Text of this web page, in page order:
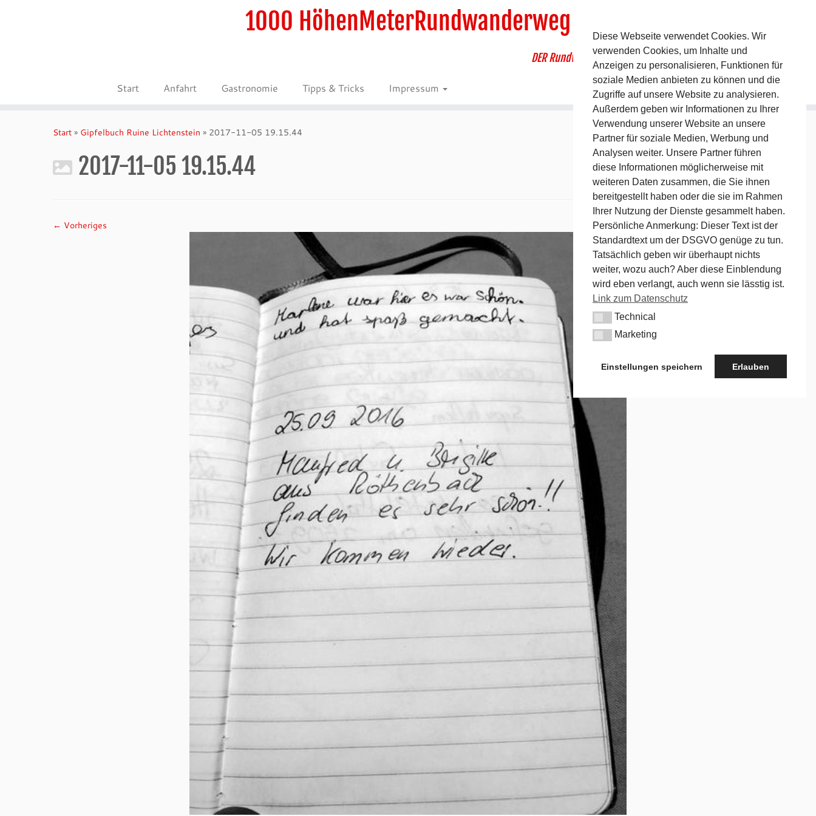
1000 HöhenMeterRundwanderweg
DER Rundwanderweg um Pommelsbrunn
Start Anfahrt Gastronomie Tipps & Tricks Impressum
Start » Gipfelbuch Ruine Lichtenstein » 2017-11-05 19.15.44
2017-11-05 19.15.44
← Vorheriges Nächstes →
Diese Webseite verwendet Cookies. Wir
verwenden Cookies, um Inhalte und
Anzeigen zu personalisieren, Funktionen für
soziale Medien anbieten zu können und die
Zugriffe auf unsere Website zu analysieren.
Außerdem geben wir Informationen zu Ihrer
Verwendung unserer Website an unsere
Partner für soziale Medien, Werbung und
Analysen weiter. Unsere Partner führen
diese Informationen möglicherweise mit
weiteren Daten zusammen, die Sie ihnen
bereitgestellt haben oder die sie im Rahmen
Ihrer Nutzung der Dienste gesammelt haben.
Persönliche Anmerkung: Dieser Text ist der
Standardtext um der DSGVO genüge zu tun.
Tatsächlich geben wir überhaupt nichts
weiter, wozu auch? Aber diese Einblendung
wird eben verlangt, auch wenn sie lässtig ist.
Link zum Datenschutz
TechnicalTechnical
MarketingMarketing
Einstellungen speichern Erlauben